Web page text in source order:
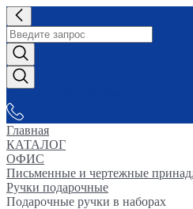
Главная
КАТАЛОГ
ОФИС
Письменные и чертежные
Ручки подарочные
Подарочные ручки в наборах